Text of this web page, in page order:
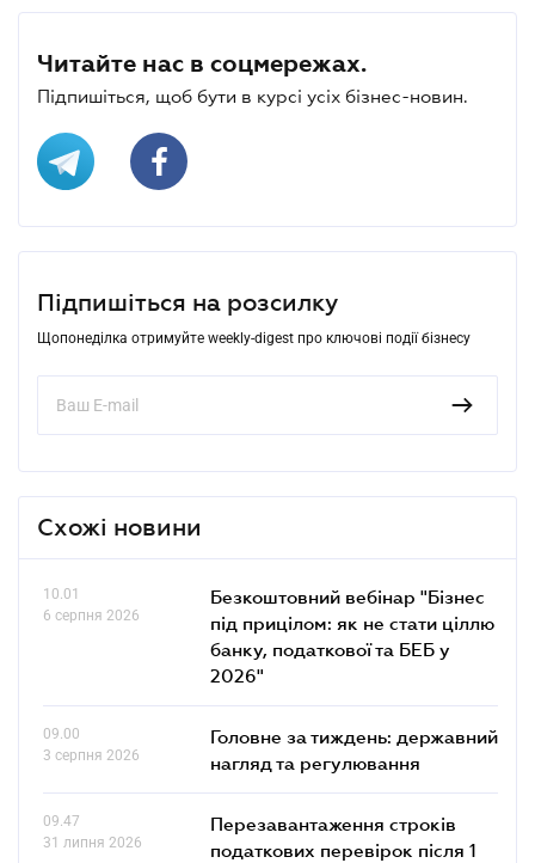
Читайте нас в соцмережах.
Підпишіться, щоб бути в курсі усіх бізнес-новин.
Підпишіться на розсилку
Щопонеділка отримуйте weekly-digest про ключові події бізнесу
Схожі новини
10.01
6 серпня 2026
Безкоштовний вебінар "Бізнес
під прицілом: як не стати ціллю
банку, податкової та БЕБ у
2026"
09.00
3 серпня 2026
Головне за тиждень: державний
нагляд та регулювання
09.47
31 липня 2026
Перезавантаження строків
податкових перевірок після 1